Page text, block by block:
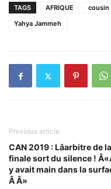
TAGS AFRIQUE cousin
Yahya Jammeh
Previous article
CAN 2019 : Lâarbitre de la
finale sort du silence !
y avait main dans la
Â Â»